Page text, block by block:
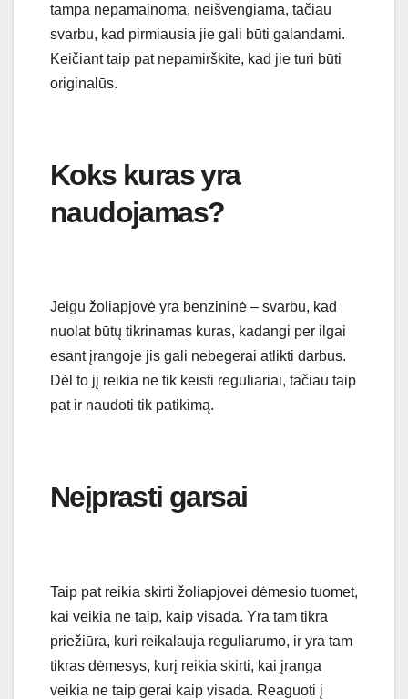
tampa nepamainoma, neišvengiama, tačiau
svarbu, kad pirmiausia jie gali būti galandami.
Keičiant taip pat nepamirškite, kad jie turi būti
originalūs.
Koks kuras yra
naudojamas?
Jeigu žoliapjovė yra benzininė – svarbu, kad
nuolat būtų tikrinamas kuras, kadangi per ilgai
esant įrangoje jis gali nebegerai atlikti darbus.
Dėl to jį reikia ne tik keisti reguliariai, tačiau taip
pat ir naudoti tik patikimą.
Neįprasti garsai
Taip pat reikia skirti žoliapjovei dėmesio tuomet,
kai veikia ne taip, kaip visada. Yra tam tikra
priežiūra, kuri reikalauja reguliarumo, ir yra tam
tikras dėmesys, kurį reikia skirti, kai įranga
veikia ne taip gerai kaip visada. Reaguoti į